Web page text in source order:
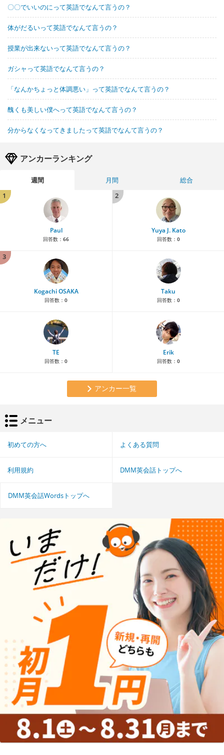
〇〇でいいのにって英語でなんて言うの？
体がだるいって英語でなんて言うの？
授業が出来ないって英語でなんて言うの？
ガシャって英語でなんて言うの？
「なんかちょっと体調悪い」って英語でなんて言うの？
醜くも美しい僕へって英語でなんて言うの？
分からなくなってきましたって英語でなんて言うの？
アンカーランキング
週間 月間
総合
1
Paul
回答数： 66
2
Yuya J. Kato
回答数： 0
3
Kogachi OSAKA
回答数： 0
Taku
回答数： 0
TE
回答数： 0
Erik
回答数： 0
アンカー一覧
メニュー
初めての方へ よくある質問
利用規約 DMM英会話トップへ
DMM英会話Wordsトップへ